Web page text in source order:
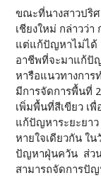
ขณะที่นางสาวปริ
เชียงใหม่ กล่าวว่
แต่แก้ปัญหาไม่ได้
อาชีพที่จะมาแก้ปั
หารือแนวทางการ
มีการจัดการพื้นที่
เพิ่มพื้นที่สีเขียว เ
แก้ปัญหาระยะยา
หายใจเดียวกัน ใ
ปัญหาฝุ่นควัน ส่ว
สามารถจัดการปั